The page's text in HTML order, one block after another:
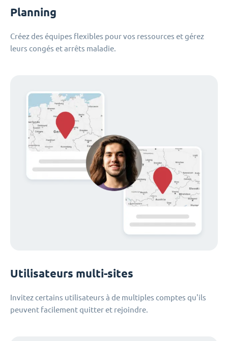
Planning
Créez des équipes flexibles pour vos ressources et gérez
leurs congés et arrêts maladie.
Utilisateurs multi-sites
Invitez certains utilisateurs à de multiples comptes qu'ils
peuvent facilement quitter et rejoindre.